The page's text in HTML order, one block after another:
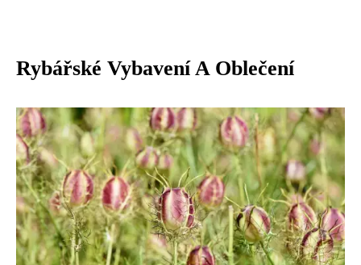
Rybářské Vybavení A Oblečení